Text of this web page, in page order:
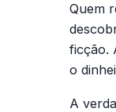
Quem
ficção.
o
A